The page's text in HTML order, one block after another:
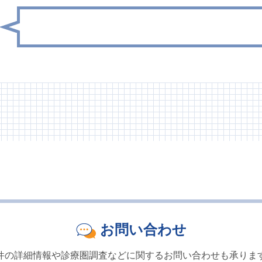
お問い合わせ
の詳細情報や診療圏調査などに関するお問い合わせも承りま